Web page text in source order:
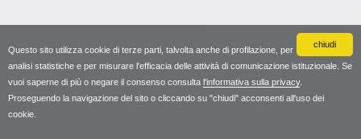
chiudi
Questo sito utilizza cookie di terze parti, talvolta anche di profilazione, per
analisi statistiche e per misurare l'efficacia delle attività di comunicazione istituzionale. Se
vuoi saperne di più o negare il consenso consulta l'informativa sulla privacy.
Proseguendo la navigazione del sito o cliccando su "chiudi" acconsenti all'uso dei
cookie.